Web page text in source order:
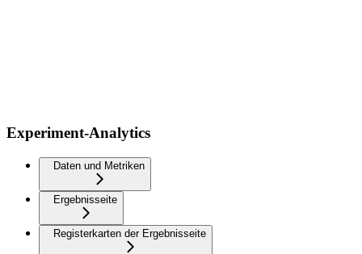
Experiment-Analytics
Daten und Metriken
Ergebnisseite
Registerkarten der Ergebnisseite